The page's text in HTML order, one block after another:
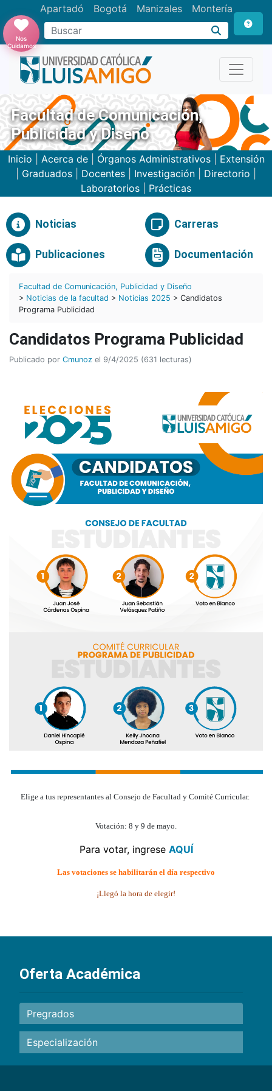
Apartadó Bogotá Manizales Montería
Buscar
Nos
Cuidamos
Facultad de Comunicación,
Publicidad y Diseño
Inicio Acerca de| Órganos Administrativos| Extensión
Graduados Docentes Investigación Directorio
Laboratorios
Prácticas
Noticias Carreras
Publicaciones Documentación
Facultad de Comunicación, Publicidad y Diseño
> Noticias de la facultad > Noticias 2025 > Candidatos
Programa Publicidad
Candidatos Programa Publicidad
Publicado por Cmunoz el 9/4/2025 (631 lecturas)
Elige a tus representantes al Consejo de Facultad y Comité Curricular.
Votación: 8 y 9 de mayo.
Para votar, ingrese AQUÍ
Las votaciones se habilitarán el día respectivo
¡Llegó la hora de elegir!
Oferta Académica
Pregrados
Especialización